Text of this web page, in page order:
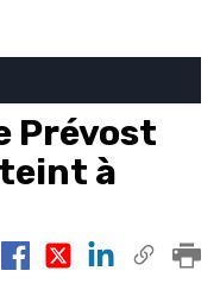
Prévost
à